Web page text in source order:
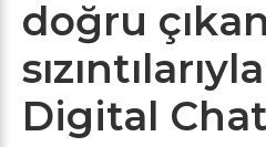
doğru çıkan
Digital